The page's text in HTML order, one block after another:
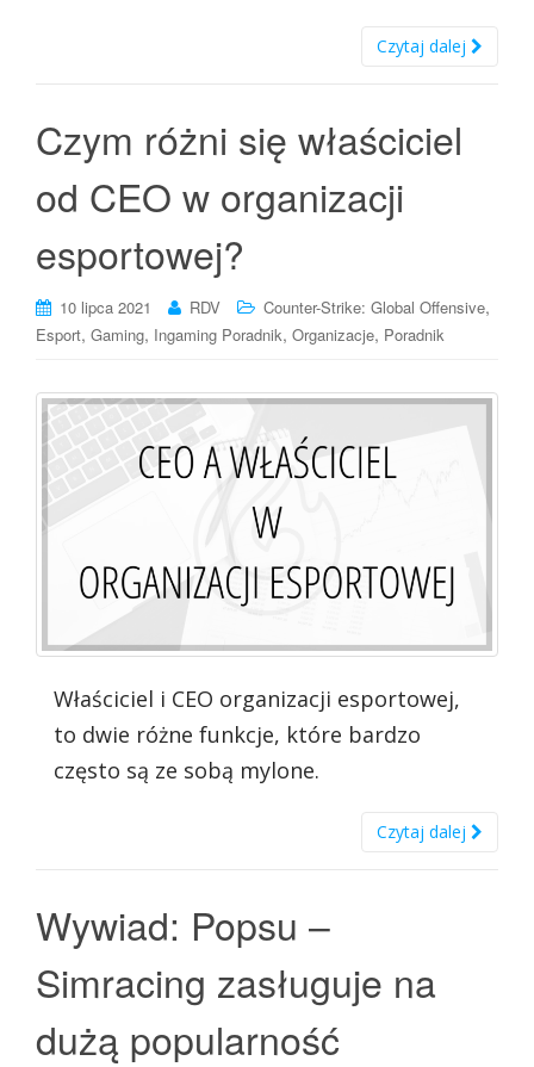
Czytaj dalej
Czym różni się właściciel
od CEO w organizacji
esportowej?
10 lipca 2021 RDV Counter-Strike: Global Offensive,
Esport, Gaming, Ingaming Poradnik, Organizacje, Poradnik
Właściciel i CEO organizacji esportowej,
to dwie różne funkcje, które bardzo
często są ze sobą mylone.
Czytaj dalej
Wywiad: Popsu –
Simracing zasługuje na
dużą popularność